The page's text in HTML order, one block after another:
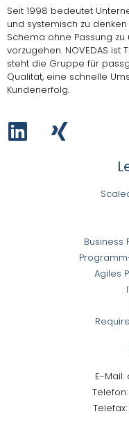
Seit 1998 bedeutet
und systemisch zu
Schema ohne Passung
vorzugehen. NOVEDAS ist
steht die Gruppe für
Qualität, eine schnelle
Kundenerfolg.
Business
Agiles
E-